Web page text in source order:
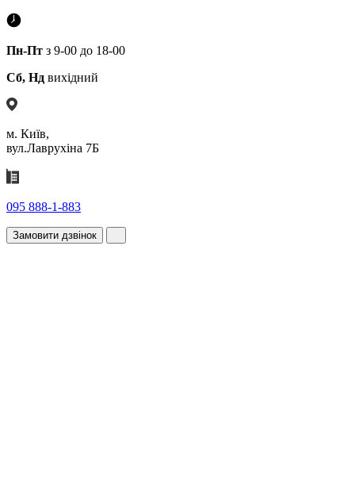
Пн-Пт з 9-00 до 18-00
Сб, Нд вихідний
м. Київ,
вул.Лаврухіна 7Б
095 888-1-883
Замовити дзвінок